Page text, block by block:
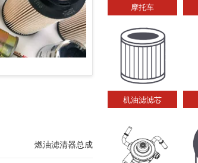
燃油滤清器总成
摩托车
机油滤滤芯